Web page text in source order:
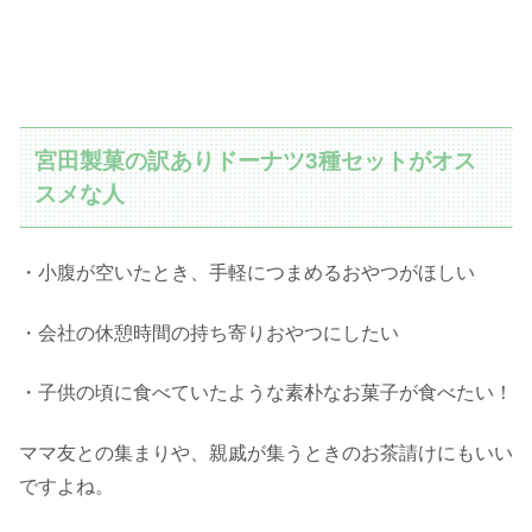
宮田製菓の訳ありドーナツ3種セットがオス
スメな人
・小腹が空いたとき、手軽につまめるおやつがほしい
・会社の休憩時間の持ち寄りおやつにしたい
・子供の頃に食べていたような素朴なお菓子が食べたい！
ママ友との集まりや、親戚が集うときのお茶請けにもいい
ですよね。